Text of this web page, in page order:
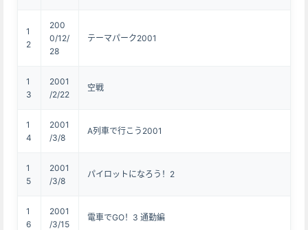
1
2
200
0/12/
28
テーマパーク2001
1
3
2001
/2/22
空戦
1
4
2001
/3/8
A列車で行こう2001
1
5
2001
/3/8
パイロットになろう！2
1
6
2001
/3/15
電車でGO！3 通勤編